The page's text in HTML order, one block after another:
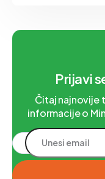
kategorije 3xx
Prijavi
Čitaj najnovije
informacije o